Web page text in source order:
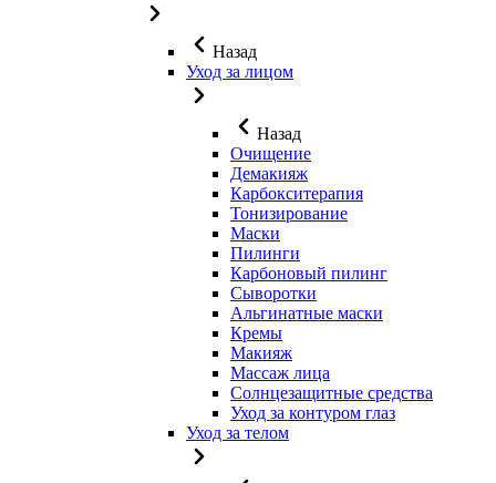
Назад
Уход за лицом
Назад
Очищение
Демакияж
Карбокситерапия
Тонизирование
Маски
Пилинги
Карбоновый пилинг
Сыворотки
Альгинатные маски
Кремы
Макияж
Массаж лица
Солнцезащитные средства
Уход за контуром глаз
Уход за телом